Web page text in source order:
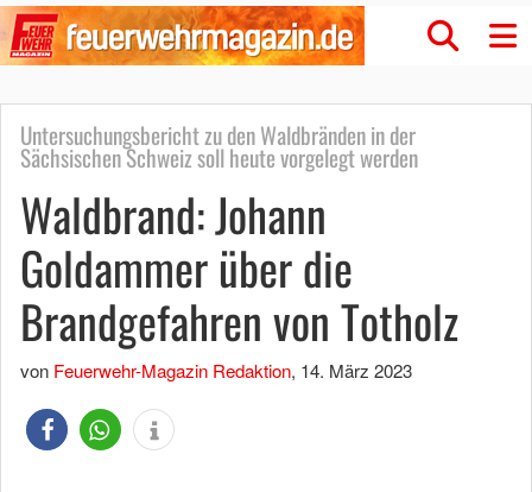
Untersuchungsbericht zu den Waldbränden in der
Sächsischen Schweiz soll heute vorgelegt werden
Waldbrand: Johann
Goldammer über die
Brandgefahren von Totholz
von Feuerwehr-Magazin Redaktion, 14. März 2023